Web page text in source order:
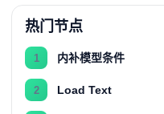
热门节点
1 内补模型条件
2 Load Text